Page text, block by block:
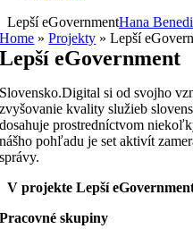
Lepší eGovernmentHana
Home »Projekty »Lepší
Lepší eGovernment
Slovensko.Digital si od svojho
zvyšovanie kvality služieb
dosahuje prostredníctvom
nášho pohľadu je set aktivít
správy.
V projekte Lepší
Pracovné skupiny